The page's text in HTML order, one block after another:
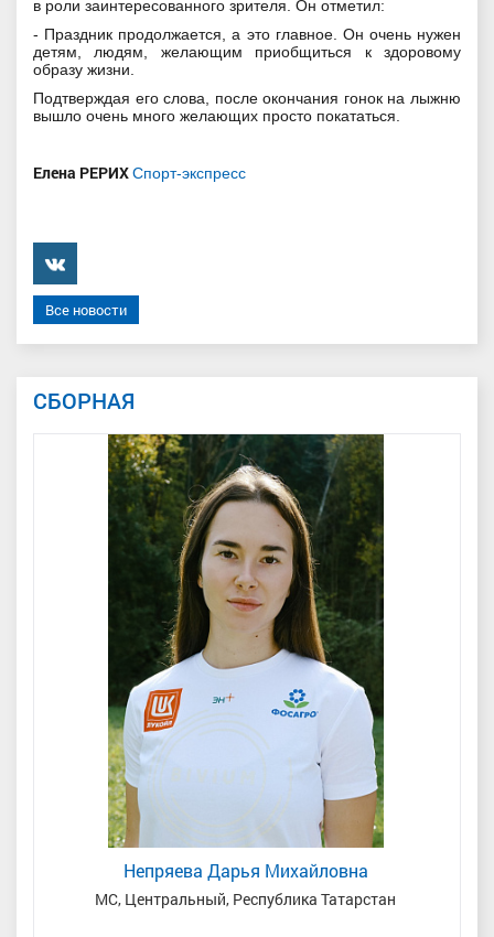
в роли заинтересованного зрителя. Он отметил:
- Праздник продолжается, а это главное. Он очень нужен
детям, людям, желающим приобщиться к здоровому
образу жизни.
Подтверждая его слова, после окончания гонок на лыжню
вышло очень много желающих просто покататься.
Елена РЕРИХСпорт-экспресс
���������
Все новости
СБОРНАЯ
Непряева Дарья Михайловна
МС, Центральный, Республика Татарстан